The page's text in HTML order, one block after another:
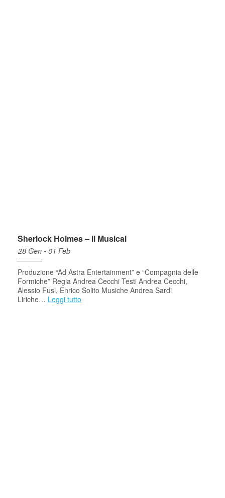
Sherlock Holmes – Il Musical
28 Gen - 01 Feb
Produzione “Ad Astra Entertainment” e “Compagnia delle
Formiche” Regia Andrea Cecchi Testi Andrea Cecchi,
Alessio Fusi, Enrico Solito Musiche Andrea Sardi
Liriche… Leggi tutto